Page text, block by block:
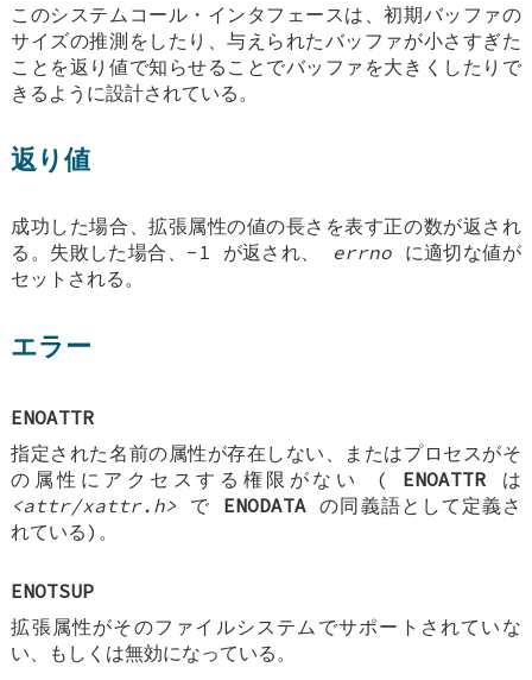
このシステムコール・インタフェースは、初期バッファの
サイズの推測をしたり、与えられたバッファが小さすぎた
ことを返り値で知らせることでバッファを大きくしたりで
きるように設計されている。
返り値
成功した場合、拡張属性の値の長さを表す正の数が返され
る。失敗した場合、-1 が返され、 errno に適切な値が
セットされる。
エラー
ENOATTR
指定された名前の属性が存在しない、またはプロセスがそ
の属性にアクセスする権限がない ( ENOATTR は
<attr/xattr.h> で ENODATA の同義語として定義さ
れている)。
ENOTSUP
拡張属性がそのファイルシステムでサポートされていな
い、もしくは無効になっている。